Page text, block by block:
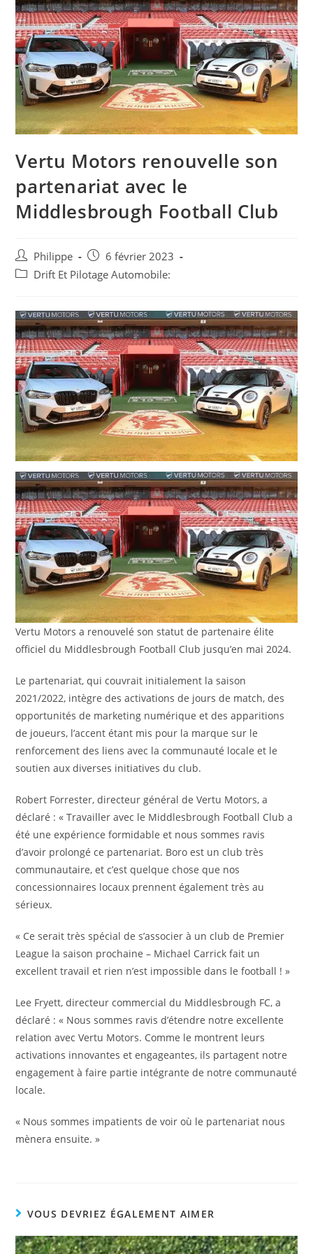
Vertu Motors renouvelle son
partenariat avec le
Middlesbrough Football Club
Auteur/autrice
de
Philippe
Post
published:
6 février 2023
PostDrift Et Pilotage Automobile:
Vertu Motors a renouvelé son statut de partenaire élite
officiel du Middlesbrough Football Club jusqu’en mai 2024.
Le partenariat, qui couvrait initialement la saison
2021/2022, intègre des activations de jours de match, des
opportunités de marketing numérique et des apparitions
de joueurs, l’accent étant mis pour la marque sur le
renforcement des liens avec la communauté locale et le
soutien aux diverses initiatives du club.
Robert Forrester, directeur général de Vertu Motors, a
déclaré : « Travailler avec le Middlesbrough Football Club a
été une expérience formidable et nous sommes ravis
d’avoir prolongé ce partenariat. Boro est un club très
communautaire, et c’est quelque chose que nos
concessionnaires locaux prennent également très au
sérieux.
« Ce serait très spécial de s’associer à un club de Premier
League la saison prochaine – Michael Carrick fait un
excellent travail et rien n’est impossible dans le football ! »
Lee Fryett, directeur commercial du Middlesbrough FC, a
déclaré : « Nous sommes ravis d’étendre notre excellente
relation avec Vertu Motors. Comme le montrent leurs
activations innovantes et engageantes, ils partagent notre
engagement à faire partie intégrante de notre communauté
locale.
« Nous sommes impatients de voir où le partenariat nous
mènera ensuite. »
VOUS DEVRIEZ ÉGALEMENT AIMER